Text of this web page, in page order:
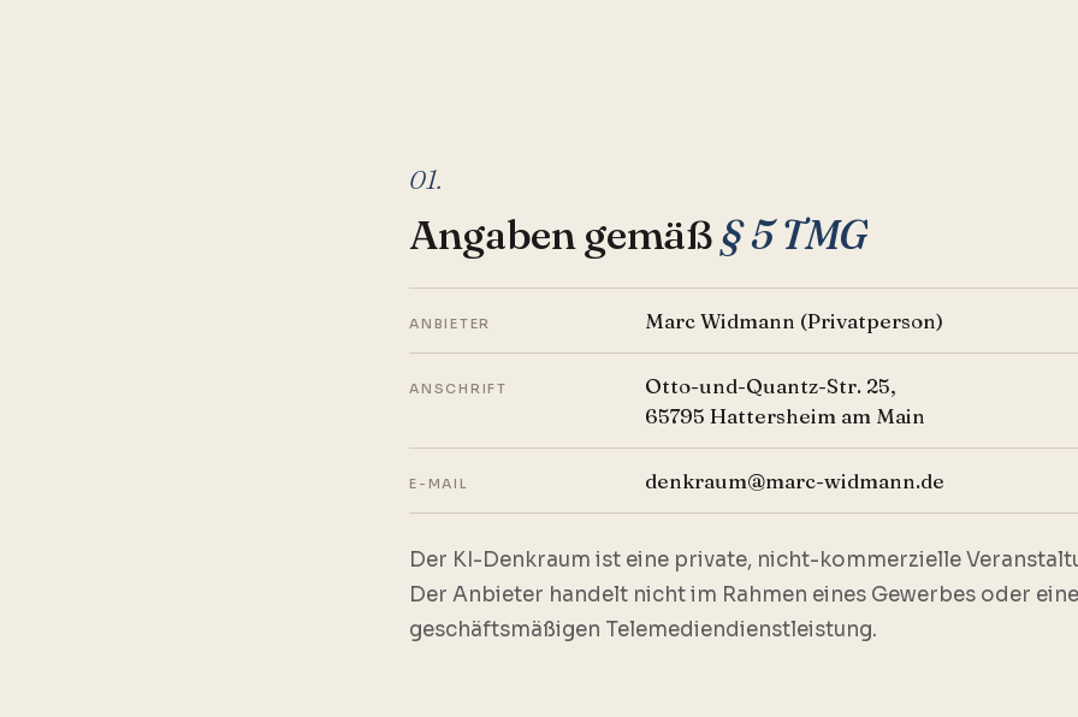
01.
Angaben gemäß§ 5 TMG
ANBIETER Marc Widmann (Privatperson)
ANSCHRIFT
Otto-und-Quantz-Str. 25,
65795 Hattersheim am Main
E-MAIL denkraum@marc-widmann.de
Der KI-Denkraum ist eine private, nicht-kommerzielle
Der Anbieter handelt nicht im Rahmen eines Gewerbes oder
geschäftsmäßigen Telemediendienstleistung.